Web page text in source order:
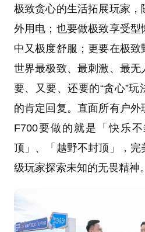
极致贪心的生活拓展玩家
外用电；也要做极致享受
中又极度舒服；更要在极
世界最极致、最刺激、最
要、又要、还要的“贪心”玩
的肯定回复。直面所有户
F700要做的就是「快乐
顶」、「越野不封顶」，
级玩家探索未知的无畏精神。